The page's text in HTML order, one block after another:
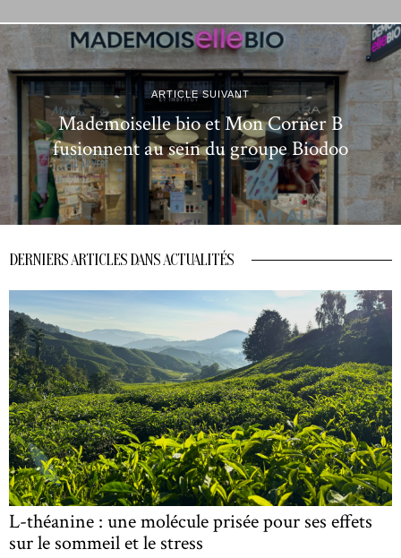
ARTICLE SUIVANT
Mademoiselle bio et Mon Corner B
fusionnent au sein du groupe Biodoo
DERNIERS ARTICLES DANS ACTUALITÉS
L-théanine : une molécule prisée pour ses effets
sur le sommeil et le stress